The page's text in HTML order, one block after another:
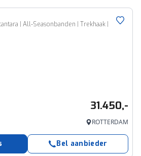
| All-Seasonbanden | Trekhaak |
31.450,-
ROTTERDAM
Bel aanbieder